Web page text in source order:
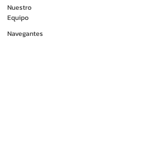
Nuestro
Equipo
Navegantes